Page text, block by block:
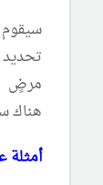
مرضٍ
هناك
أمثلة